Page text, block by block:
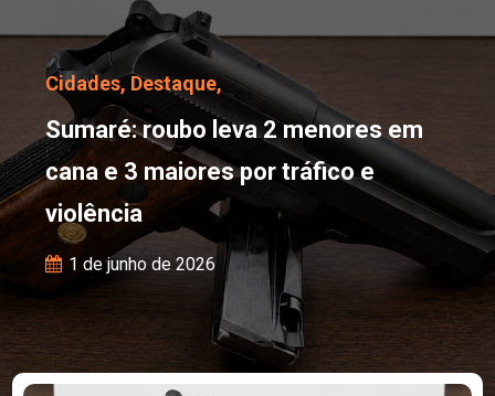
Sumaré: roubo leva 2
Cidades, Destaque,
Sumaré: roubo leva 2 menores em
cana e 3 maiores por tráfico e
violência
1 de junho de 2026